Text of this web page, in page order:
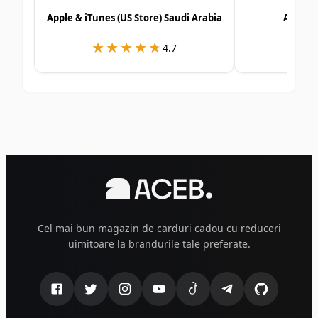
Apple & iTunes (US Store) Saudi Arabia
★★★★★
★★★★★ 4.7
Cel mai bun magazin de carduri cadou cu reduceri
uimitoare la brandurile tale preferate.